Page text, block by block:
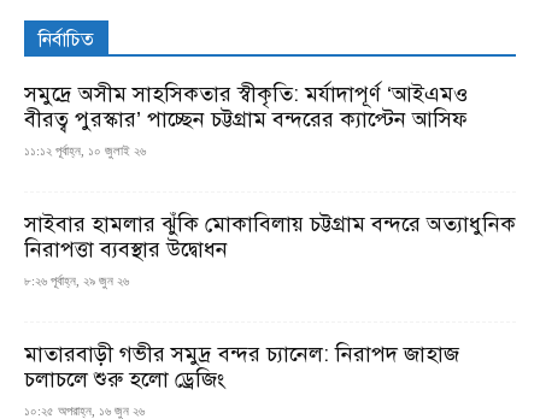
নির্বাচিত
সমুদ্রে অসীম সাহসিকতার স্বীকৃতি: মর্যাদাপূর্ণ ‘আইএমও
বীরত্ব পুরস্কার’ পাচ্ছেন চট্টগ্রাম বন্দরের ক্যাপ্টেন আসিফ
১১:১২ পূর্বাহ্ন, ১০ জুলাই ২৬
সাইবার হামলার ঝুঁকি মোকাবিলায় চট্টগ্রাম বন্দরে অত্যাধুনিক
নিরাপত্তা ব্যবস্থার উদ্বোধন
৮:২৬ পূর্বাহ্ন, ২৯ জুন ২৬
মাতারবাড়ী গভীর সমুদ্র বন্দর চ্যানেল: নিরাপদ জাহাজ
চলাচলে শুরু হলো ড্রেজিং
১০:২৫ অপরাহ্ন, ১৬ জুন ২৬